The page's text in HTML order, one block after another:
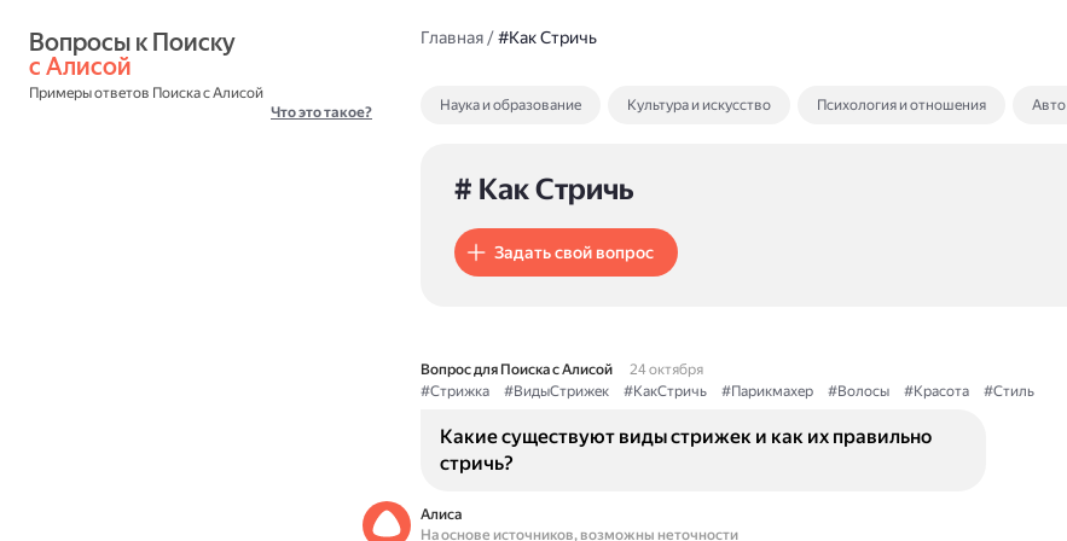
с Алисой
Примеры ответов Поиска с Алисой
Что это такое?
Главная/#Как Стричь
Наука и образование Культура и искусство Психология и отношения Авто
# Как Стричь
Задать свой вопрос
Вопрос для Поиска с Алисой
24 октября
#Стрижка
#ВидыСтрижек #КакСтричь #Парикмахер #Волосы #Красота #Стиль
Какие существуют виды стрижек и как их правильно
стричь?
Алиса
На основе источников, возможны неточности